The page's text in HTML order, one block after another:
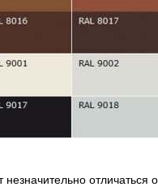
отличаться